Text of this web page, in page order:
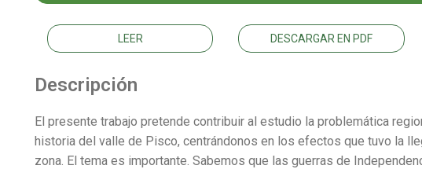
LEER DESCARGAR EN PDF
Descripción
El presente trabajo pretende contribuir al estudio la problemática
historia del valle de Pisco, centrándonos en los efectos que tuvo la
zona. El tema es importante. Sabemos que las guerras de